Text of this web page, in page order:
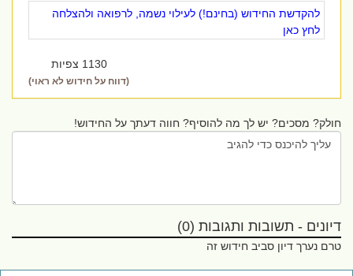
להקדשת החידוש (בחינם!) לעילוי נשמה, לרפואה ולהצלחה
לחץ כאן
1130 צפיות
(דווח על חידוש לא ראוי)
חולק? מסכים? יש לך מה להוסיף? חווה דעתך על החידוש!
דיונים - תשובות ותגובות (0)
טרם נערך דיון סביב חידוש זה